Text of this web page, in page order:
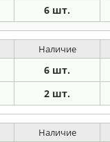
6 шт.
Наличие
6 шт.
2 шт.
Наличие